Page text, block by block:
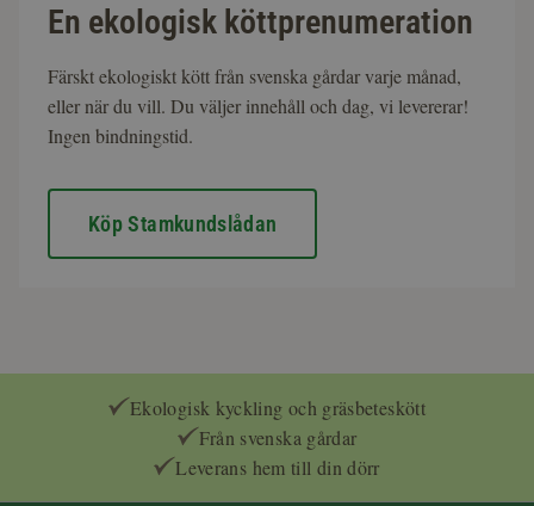
En ekologisk köttprenumeration
Färskt ekologiskt kött från svenska gårdar varje månad,
eller när du vill. Du väljer innehåll och dag, vi levererar!
Ingen bindningstid.
Köp Stamkundslådan
Ekologisk kyckling och gräsbeteskött
Från svenska gårdar
Leverans hem till din dörr